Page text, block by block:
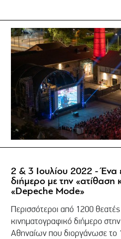
2 & 3 Ιουλίου 2022 - Ένα
διήμερο με την «ατίθαση
«Depeche Mode»
Περισσότεροι από 1200
κινηματογραφικό διήμερο
Αθηναίων που διοργάνωσε